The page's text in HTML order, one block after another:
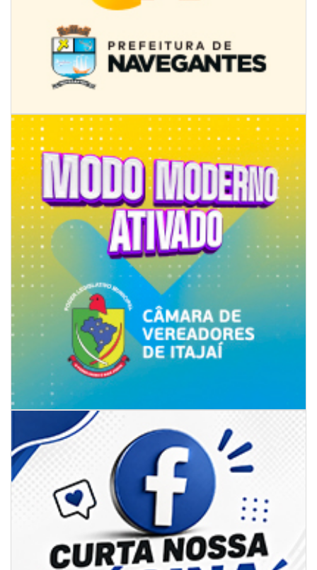
09/08/2026 | 07:00
Novo programa trabalha a prevenção de desastres climáticos na Rede
Municipal de Ensino
NAVEGANTES
09/08/2026 | 07:00
4º Festival Náutico de Navegantes reúne esporte, tradição e regatas
BALNEÁRIO PIÇARRAS